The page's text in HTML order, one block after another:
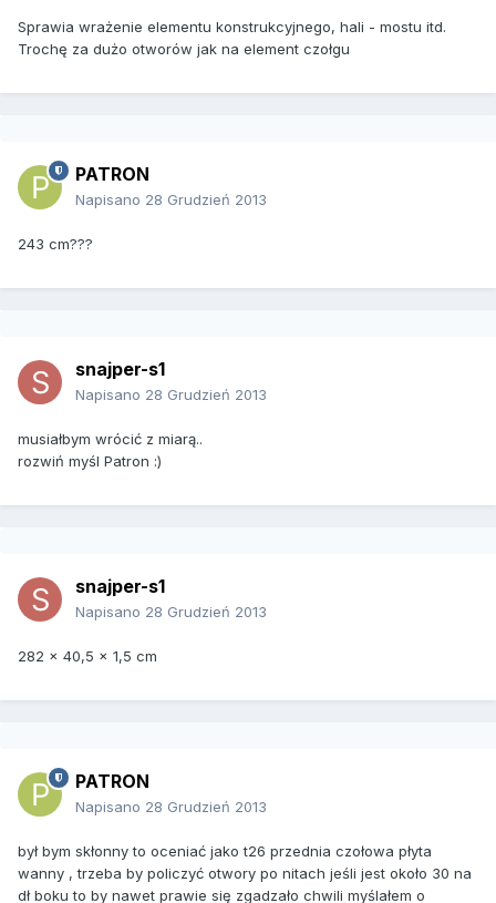
Sprawia wrażenie elementu konstrukcyjnego, hali - mostu itd.
Trochę za dużo otworów jak na element czołgu
PATRON
Napisano 28 Grudzień 2013
243 cm???
snajper-s1
Napisano 28 Grudzień 2013
musiałbym wrócić z miarą..
rozwiń myśl Patron :)
snajper-s1
Napisano 28 Grudzień 2013
282 x 40,5 x 1,5 cm
PATRON
Napisano 28 Grudzień 2013
był bym skłonny to oceniać jako t26 przednia czołowa płyta
wanny , trzeba by policzyć otwory po nitach jeśli jest około 30 na
dł boku to by nawet prawie się zgadzało chwili myślałem o